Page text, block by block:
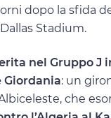
dopo la sfida
Stadium.
nel Gruppo J
Giordania: un
che